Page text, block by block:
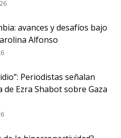
avances y desafíos bajo
Alfonso
Periodistas señalan
Ezra Shabot sobre Gaza